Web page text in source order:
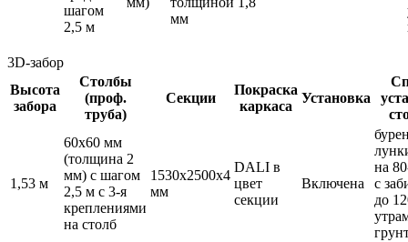
шагом
2,5 м
мм
3D-забор
Высота
забора
Столбы
(проф.
труба)
Секции
Покраска
каркаса
Установка
1,53 м
60х60 мм
(толщина 2
мм) с шагом
2,5 м с 3-я
креплениями
на столб
1530x2500x4
мм
DALI в
цвет
секции
Включена
на
с
до